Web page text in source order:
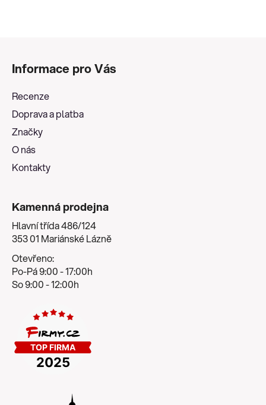
Informace pro Vás
Recenze
Doprava a platba
Značky
O nás
Kontakty
Kamenná prodejna
Hlavní třída 486/124
353 01 Mariánské Lázně
Otevřeno:
Po-Pá 9:00 - 17:00h
So 9:00 - 12:00h